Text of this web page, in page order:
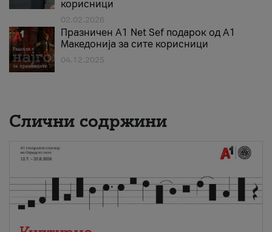
корисници
02.02.2026
Празничен A1 Net Sеf подарок од А1
Македонија за сите корисници
04.12.2025
Слични содржини